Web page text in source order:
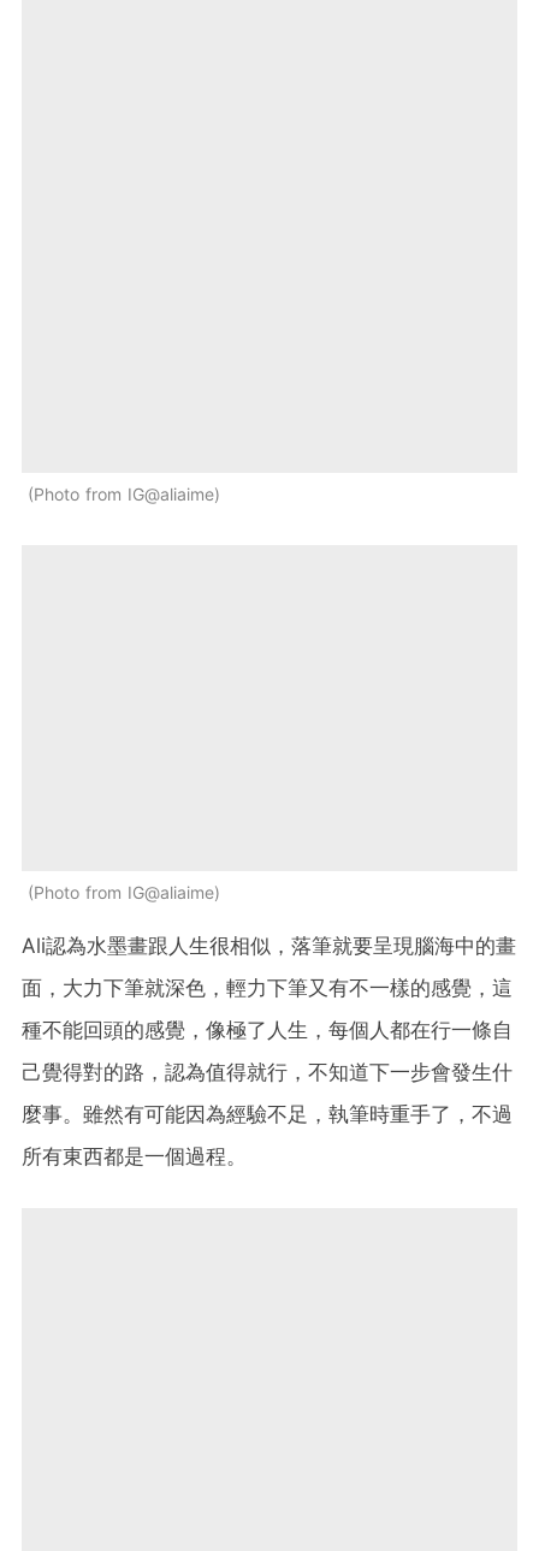
Photo from IG@aliaime
Photo from IG@aliaime
Ali認為水墨畫跟人生很相似，落筆就要呈現腦海中的畫
面，大力下筆就深色，輕力下筆又有不一樣的感覺，這
種不能回頭的感覺，像極了人生，每個人都在行一條自
己覺得對的路，認為值得就行，不知道下一步會發生什
麼事。雖然有可能因為經驗不足，執筆時重手了，不過
所有東西都是一個過程。